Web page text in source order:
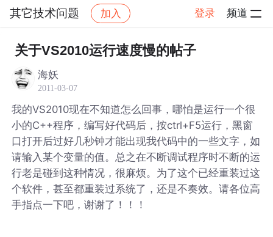
其它技术问题 加入 登录 频道
社区 其它技术问题 帖子详情
关于VS2010运行速度慢的帖子
海妖
2011-03-07
我的VS2010现在不知道怎么回事，哪怕是运行一个很
小的C++程序，编写好代码后，按ctrl+F5运行，黑窗
口打开后过好几秒钟才能出现我代码中的一些文字，如
请输入某个变量的值。总之在不断调试程序时不断的运
行老是碰到这种情况，很麻烦。为了这个已经重装过这
个软件，甚至都重装过系统了，还是不奏效。请各位高
手指点一下吧，谢谢了！！！